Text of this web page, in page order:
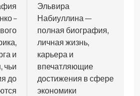
–
и
чьи
до
Эльвира
Набиуллина —
полная биография,
личная жизнь,
карьера и
впечатляющие
достижения в сфере
экономики